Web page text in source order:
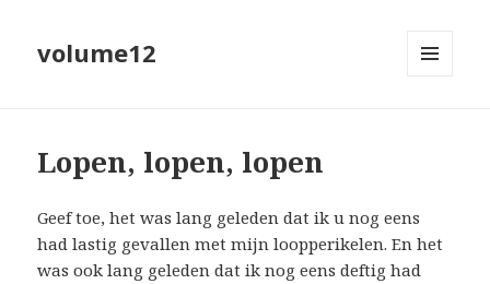
volume12
Lopen, lopen, lopen
Geef toe, het was lang geleden dat ik u nog eens
had lastig gevallen met mijn loopperikelen. En het
was ook lang geleden dat ik nog eens deftig had